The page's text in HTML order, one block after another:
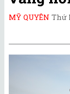
MỸ QUYÊN Thứ